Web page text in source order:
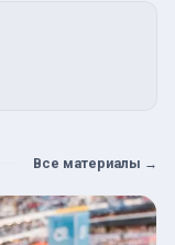
Все материалы →